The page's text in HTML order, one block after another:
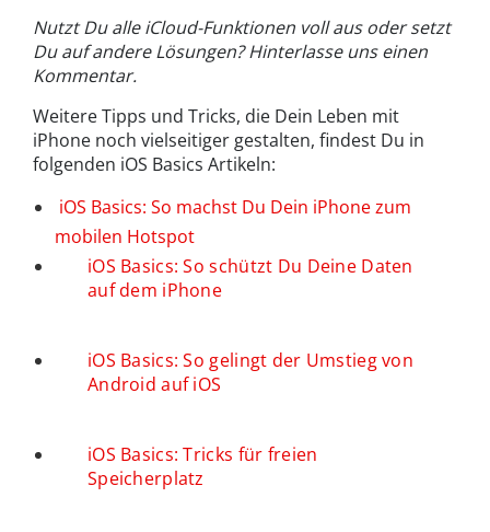
Nutzt Du alle iCloud-Funktionen voll aus oder setzt
Du auf andere Lösungen? Hinterlasse uns einen
Kommentar.
Weitere Tipps und Tricks, die Dein Leben mit
iPhone noch vielseitiger gestalten, findest Du in
folgenden iOS Basics Artikeln:
iOS Basics: So machst Du Dein iPhone zum
mobilen Hotspot
iOS Basics: So schützt Du Deine Daten
auf dem iPhone
iOS Basics: So gelingt der Umstieg von
Android auf iOS
iOS Basics: Tricks für freien
Speicherplatz